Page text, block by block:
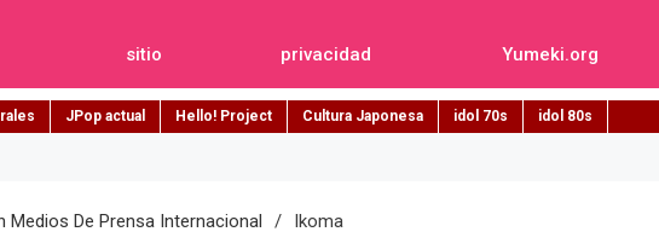
sitio privacidad Yumeki.org
JPop actual Hello! Project Cultura Japonesa idol 70s idol 80s
Medios De Prensa Internacional Ikoma